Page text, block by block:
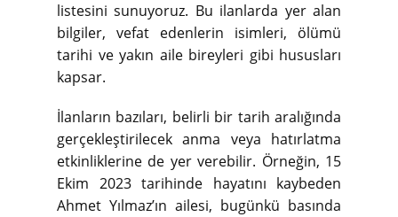
listesini sunuyoruz. Bu ilanlarda yer alan
bilgiler, vefat edenlerin isimleri, ölümü
tarihi ve yakın aile bireyleri gibi hususları
kapsar.
İlanların bazıları, belirli bir tarih aralığında
gerçekleştirilecek anma veya hatırlatma
etkinliklerine de yer verebilir. Örneğin, 15
Ekim 2023 tarihinde hayatını kaybeden
Ahmet Yılmaz’ın ailesi, bugünkü basında